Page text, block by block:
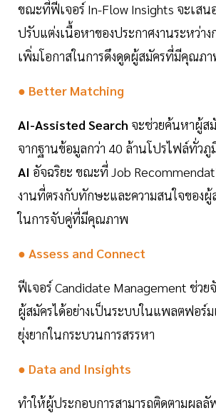
ขณะที่ฟีเจอร์ In-Flow Insights จะเสน
ปรับแต่งเนื้อหาของประกาศงานระหว่าง
เพิ่มโอกาสในการดึงดูดผู้สมัครที่มีคุณภ
● Better Matching
AI-Assisted Search จะช่วยค้นหาผู้ส
จากฐานข้อมูลกว่า 40 ล้านโปรไฟล์ทั่วภู
AI อัจฉริยะ ขณะที่ Job
งานที่ตรงกับทักษะและความสนใจของผู้
ในการจับคู่ที่มีคุณภาพ
● Assess and Connect
ฟีเจอร์ Candidate Management ช่วย
ผู้สมัครได้อย่างเป็นระบบในแพลตฟอร์ม
ยุ่งยากในกระบวนการสรรหา
● Data and Insights
ทำให้ผู้ประกอบการสามารถติดตามผลลั